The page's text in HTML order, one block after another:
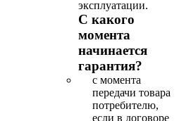
эксплуатации.
С какого
момента
начинается
гарантия?
с момента
передачи товара
потребителю,
если в договоре